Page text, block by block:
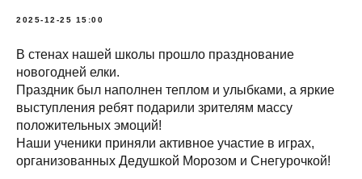
2025-12-25 15:00
В стенах нашей школы прошло празднование
новогодней елки.
Праздник был наполнен теплом и улыбками, а яркие
выступления ребят подарили зрителям массу
положительных эмоций!
Наши ученики приняли активное участие в играх,
организованных Дедушкой Морозом и Снегурочкой!